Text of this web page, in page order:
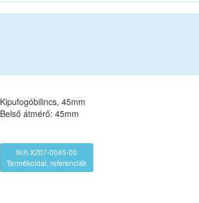
Kipufogóbilincs, 45mm
Belső átmérő: 45mm
N/A XZ07-0045-00
Termékoldal, referenciák